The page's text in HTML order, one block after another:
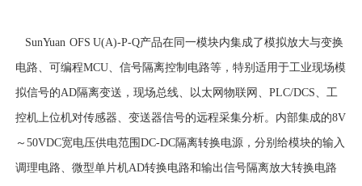
SunYuan OFS U(A)-P-Q产品在同一模块内集成了模拟放大与变换
电路、可编程MCU、信号隔离控制电路等，特别适用于工业现场模
拟信号的AD隔离变送，现场总线、以太网物联网、PLC/DCS、工
控机上位机对传感器、变送器信号的远程采集分析。内部集成的8V
～50VDC宽电压供电范围DC-DC隔离转换电源，分别给模块的输入
调理电路、微型单片机AD转换电路和输出信号隔离放大转换电路